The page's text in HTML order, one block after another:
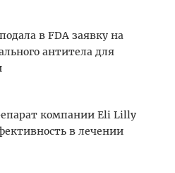
в FDA заявку на
антитела для
компании Eli Lilly
в лечении